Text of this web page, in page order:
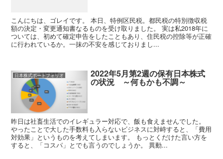
こんにちは、ゴレイです。 本日、特例区民税。都民税の特別徴収税
額の決定・変更通知書なるものを受け取りました。 実は私2018年に
ついては、初めて確定申告をしたこともあり、住民税の控除等が正確
に行われているか。一抹の不安を感じておりまし...
日本株式ポートフォリオ 2022年5月第2週の保有日本株式
の状況 ～何もかも不調～
昨日は社畜生活でのイレギュラー対応で、飯も食えませんでした。
やったことで大した手数料も入らないビジネスに対峙すると、「費用
対効果」というものを考えてしまいます。 もっとくだけた言い方を
すると、「コスパ」とでも言うのでしょうか。 異動...